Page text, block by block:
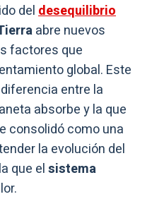
deldesequilibrio
abre nuevos
factores que
global. Este
entre la
absorbe y la que
consolidó como una
la evolución del
que elsistema